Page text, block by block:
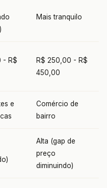
Mais tranquilo
- R$
R$ 250,00 - R$
450,00
e
Comércio de
bairro
Alta (gap de
preço
diminuindo)